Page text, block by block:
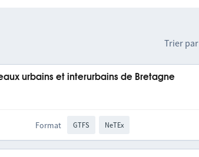
Trier par
urbains et interurbains de Bretagne
Format GTFS NeTEx